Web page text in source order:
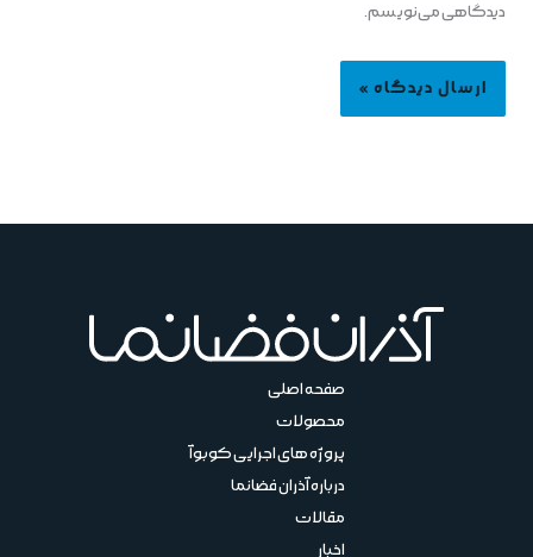
دیدگاهی می‌نویسم.
صفحه اصلی
محصولات
پروژه های اجرایی کوبوآ
درباره آذران فضانما
مقالات
اخبار